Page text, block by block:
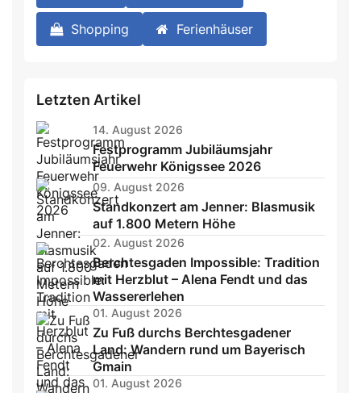
Shopping Ferienhäuser
Letzten Artikel
14. August 2026
Festprogramm Jubiläumsjahr
Feuerwehr Königssee 2026
09. August 2026
Standkonzert am Jenner: Blasmusik
auf 1.800 Metern Höhe
02. August 2026
Berchtesgaden Impossible: Tradition
mit Herzblut – Alena Fendt und das
Wassererlehen
01. August 2026
Zu Fuß durchs Berchtesgadener
Land: Wandern rund um Bayerisch
Gmain
01. August 2026